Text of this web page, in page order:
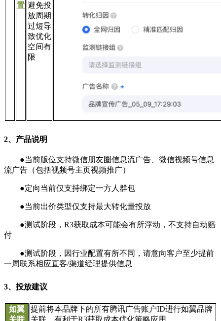
置 避免投
放周期
过短导
致优化
空间有
限
2、产品说明
●当前版位支持微信朋友圈信息流广告、微信视频号信息
流广告（包括视频号主页视频推广）
●定向当前仅支持绑定一方人群包
●当前出价类型仅支持最大转化量投放
●测试阶段，R3获取成本可能会有所浮动，不支持自动赔
付
●测试阶段，因行业配置有所不同，请意向客户至少提前
一周联系相应直客/渠道经理提供信息
3、投放建议
如翼
关联
提前将本品牌下的所有腾讯广告账户ID进行如翼品牌
关联，有利于R3获取成本优化策略应用